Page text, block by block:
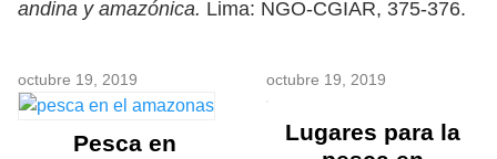
andina y amazónica. Lima: NGO-CGIAR, 375-376.
octubre 19, 2019
Pesca en
octubre 19, 2019
Lugares para la